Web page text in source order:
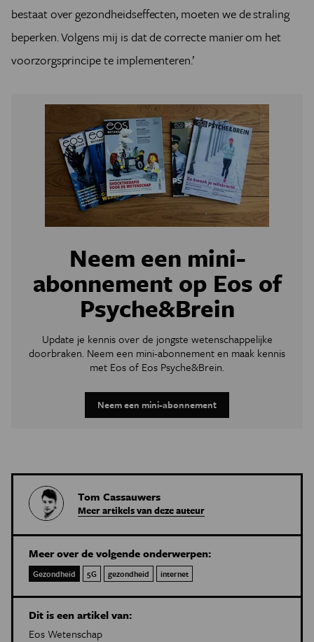
bestaat over gezondheidseffecten, moeten we de straling
beperken. Volgens mij is dat de correcte manier om het
voorzorgsprincipe te implementeren.’
Neem een mini-
abonnement op Eos of
Psyche&Brein
Update je kennis over de jongste wetenschappelijke
doorbraken. Neem een mini-abonnement en maak kennis
met Eos of Eos Psyche&Brein.
Neem een mini-abonnement
Tom Cassauwers
Meer artikels van deze auteur
Meer over de volgende onderwerpen:
Gezondheid 5G gezondheid internet
Dit is een artikel van:
Eos Wetenschap